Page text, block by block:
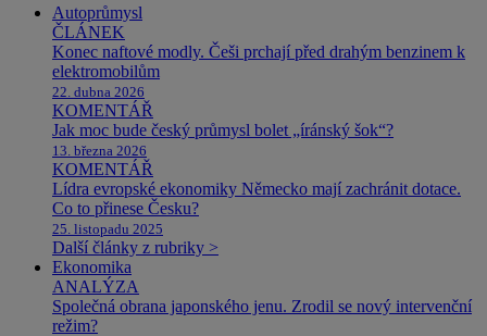
Autoprůmysl
ČLÁNEK
Konec naftové modly. Češi prchají před drahým benzinem k
elektromobilům
22. dubna 2026
KOMENTÁŘ
Jak moc bude český průmysl bolet „íránský šok“?
13. března 2026
KOMENTÁŘ
Lídra evropské ekonomiky Německo mají zachránit dotace.
Co to přinese Česku?
25. listopadu 2025
Další články z rubriky >
Ekonomika
ANALÝZA
Společná obrana japonského jenu. Zrodil se nový intervenční
režim?